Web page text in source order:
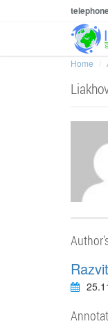
Home